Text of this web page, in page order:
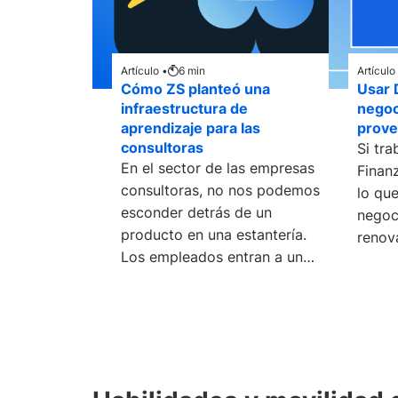
Artículo • 6 min
Cómo ZS planteó una
infraestructura de
aprendizaje para las
consultoras
En el sector de las empresas
consultoras, no nos podemos
esconder detrás de un
producto en una estantería.
Los empleados entran a una
Artículo
Usar
Si
lo